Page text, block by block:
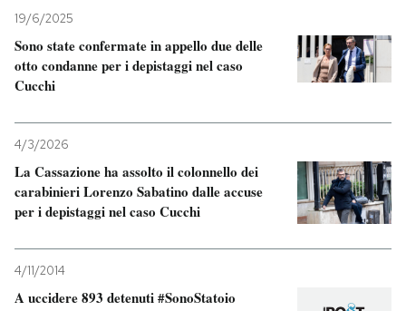
19/6/2025
Sono state confermate in appello due delle
otto condanne per i depistaggi nel caso
Cucchi
4/3/2026
La Cassazione ha assolto il colonnello dei
carabinieri Lorenzo Sabatino dalle accuse
per i depistaggi nel caso Cucchi
4/11/2014
A uccidere 893 detenuti #SonoStatoio